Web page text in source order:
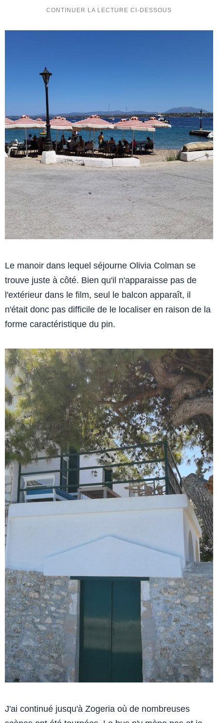
Le manoir dans lequel séjourne Olivia Colman se
trouve juste à côté. Bien qu'il n'apparaisse pas de
l'extérieur dans le film, seul le balcon apparaît, il
n'était donc pas difficile de le localiser en raison de la
forme caractéristique du pin.
J'ai continué jusqu'à Zogeria où de nombreuses